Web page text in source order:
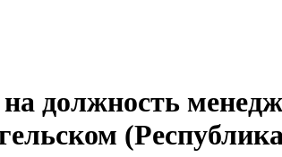
должность